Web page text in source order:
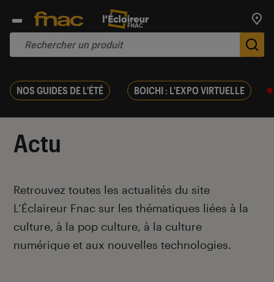
NOS GUIDES DE L'ÉTÉ BOICHI : L'EXPO VIRTUELLE
Actu
Introduction
Retrouvez toutes les actualités du site
L’Éclaireur Fnac sur les thématiques liées à la
culture, à la pop culture, à la culture
numérique et aux nouvelles technologies.